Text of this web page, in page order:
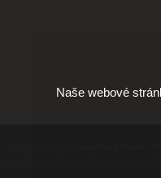
Naše webové